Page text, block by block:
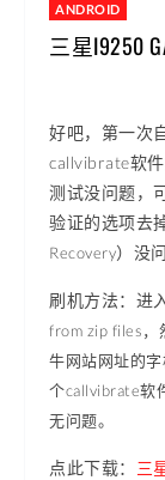
ANDROID
三星I9250
好吧，第一次
callvibrate软
测试没问题，
验证的选项去
Recovery）没
刷机方法：进
from zip files，
牛网站网址的
个callvibrate软
无问题。
点此下载： 三